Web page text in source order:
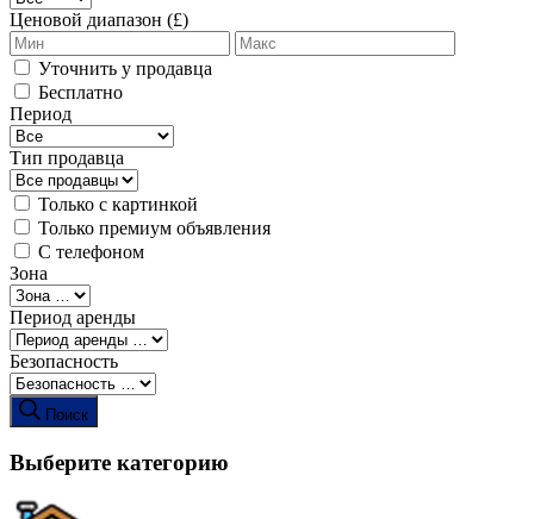
Ценовой диапазон (£)
Уточнить у продавца
Бесплатно
Период
Тип продавца
Только с картинкой
Только премиум объявления
С телефоном
Зона
Период аренды
Безопасность
Поиск
Выберите категорию